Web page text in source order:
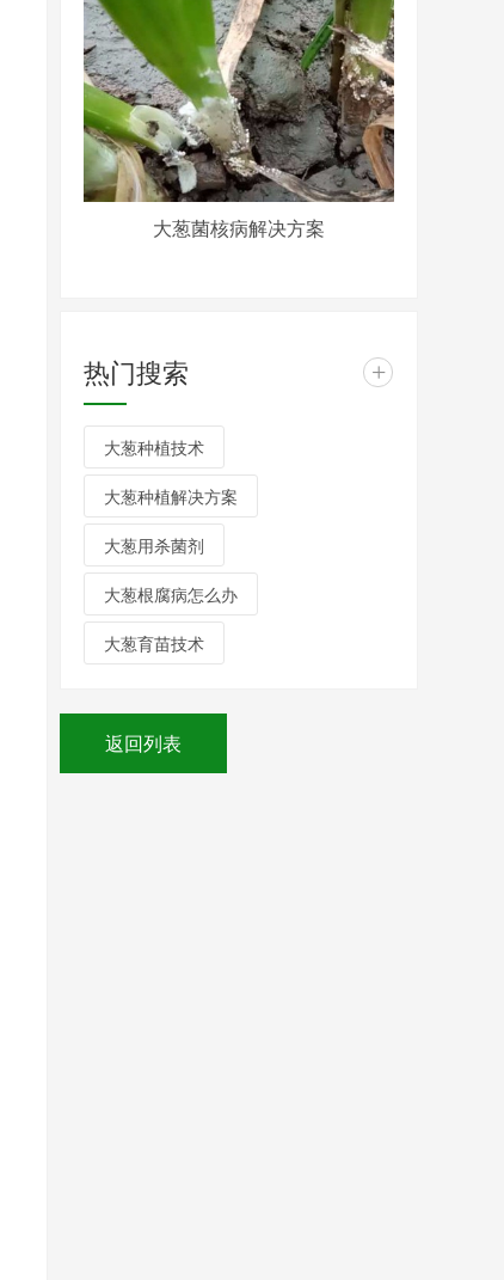
大葱菌核病解决方案
热门搜索 +
大葱种植技术
大葱种植解决方案
大葱用杀菌剂
大葱根腐病怎么办
大葱育苗技术
返回列表